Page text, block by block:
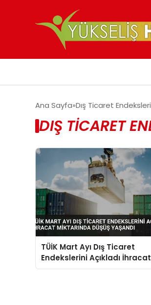
Ana Sayfa Dış Ticaret Endeksleri
DIŞ TICARET
TÜİK Mart Ayı Dış Ticaret
Endekslerini Açıkladı İhracat
Miktarında Düşüş Yaşandı